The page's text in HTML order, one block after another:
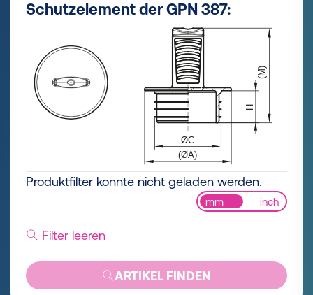
Schutzelement der GPN 387:
Produktfilter konnte nicht geladen werden.
mm inch
Filter leeren
ARTIKEL FINDEN